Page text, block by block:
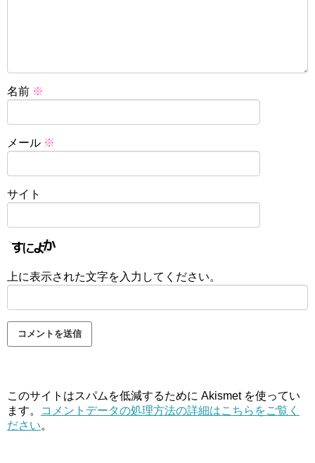
名前 ※
メール ※
サイト
上に表示された文字を入力してください。
このサイトはスパムを低減するために Akismet を使ってい
ます。
コメントデータの処理方法の詳細はこちらをご覧く
ださい。